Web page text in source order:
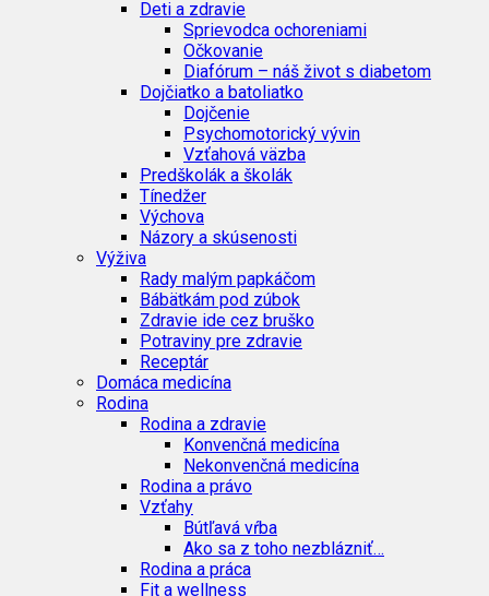
Deti a zdravie
Sprievodca ochoreniami
Očkovanie
Diafórum – náš život s diabetom
Dojčiatko a batoliatko
Dojčenie
Psychomotorický vývin
Vzťahová väzba
Predškolák a školák
Tínedžer
Výchova
Názory a skúsenosti
Výživa
Rady malým papkáčom
Bábätkám pod zúbok
Zdravie ide cez bruško
Potraviny pre zdravie
Receptár
Domáca medicína
Rodina
Rodina a zdravie
Konvenčná medicína
Nekonvenčná medicína
Rodina a právo
Vzťahy
Bútľavá vŕba
Ako sa z toho nezblázniť…
Rodina a práca
Fit a wellness